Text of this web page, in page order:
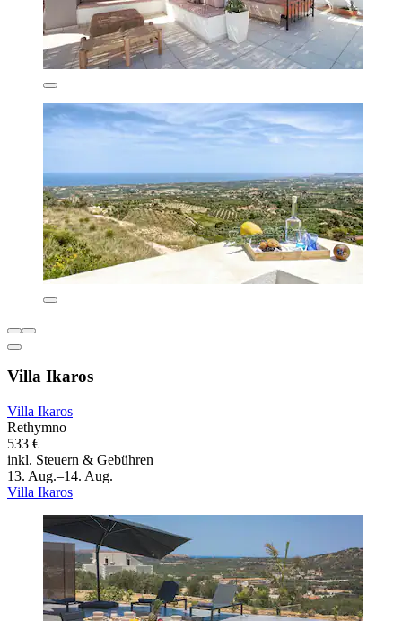
Villa Ikaros
Villa Ikaros
Rethymno
533 €
inkl. Steuern & Gebühren
13. Aug.–14. Aug.
Villa Ikaros